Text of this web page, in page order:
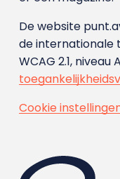
De website
de internationale
WCAG 2.1, niveau
Cookie